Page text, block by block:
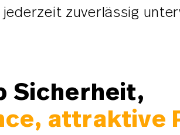
zuverlässig
Sicherheit,
attraktive